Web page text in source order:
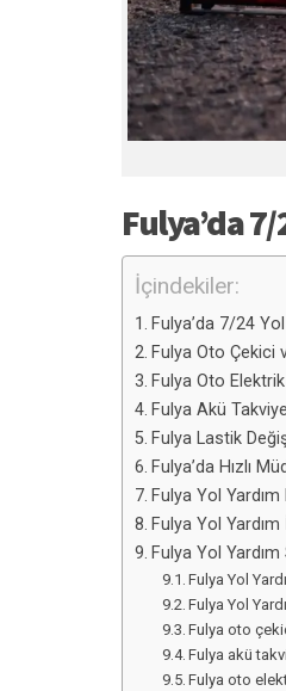
Fulya’da
İçindekiler:
Fulya’da 7/24
Fulya Oto Çekici
Fulya Oto
Fulya Akü
Fulya Lastik
Fulya’da Hızlı
Fulya Yol
Fulya Yol
Fulya Yol
Fulya Yol
Fulya Yol
Fulya oto
Fulya akü
Fulya oto